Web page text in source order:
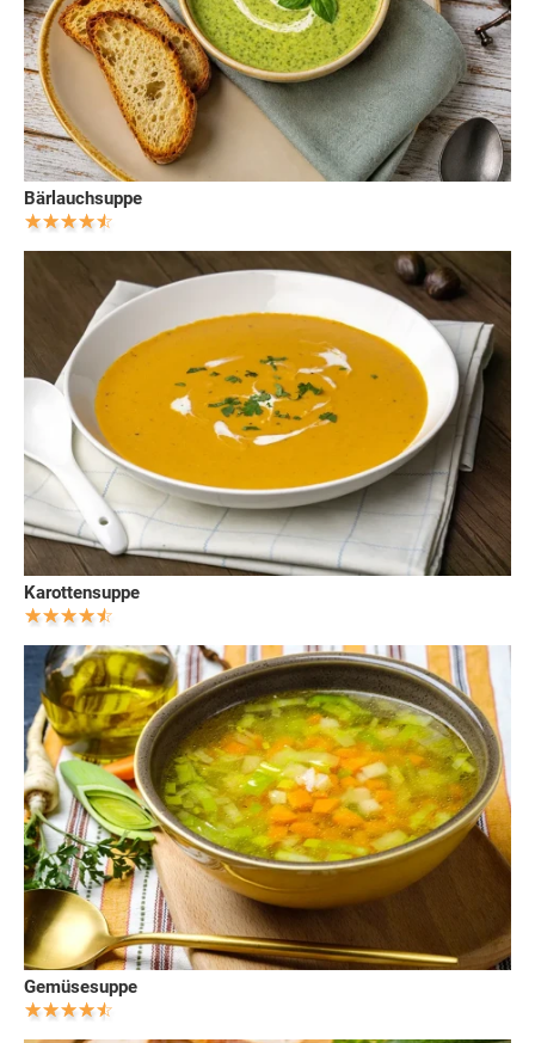
Bärlauchsuppe
Karottensuppe
Gemüsesuppe